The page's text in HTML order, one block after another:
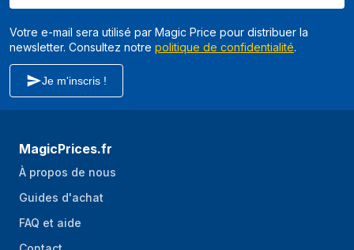
Votre e-mail sera utilisé par Magic Price pour distribuer la
newsletter. Consultez notre politique de confidentialité.
Je m'inscris !
MagicPrices.fr
À propos de nous
Guides d'achat
FAQ et aide